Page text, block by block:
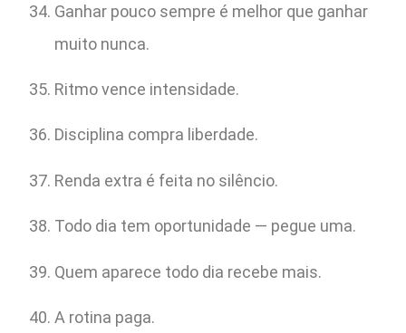
Ganhar pouco sempre é melhor que ganhar
muito nunca.
Ritmo vence intensidade.
Disciplina compra liberdade.
Renda extra é feita no silêncio.
Todo dia tem oportunidade — pegue uma.
Quem aparece todo dia recebe mais.
A rotina paga.